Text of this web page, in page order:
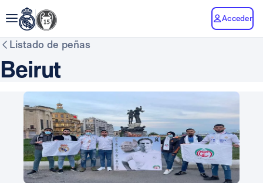
Acceder
Listado de peñas
Beirut